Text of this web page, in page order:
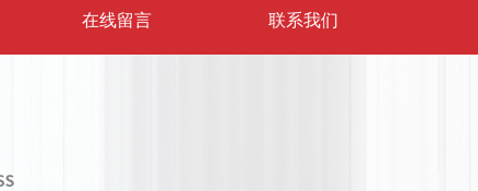
在线留言 联系我们